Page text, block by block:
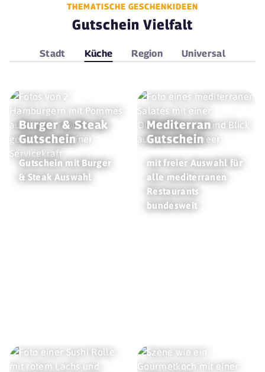
THEMATISCHE GESCHENKIDEEN
Gutschein Vielfalt
Stadt Küche Region Universal
Burger & Steak
Gutschein
Gutschein mit Burger
& Steak Auswahl
Mediterran
Gutschein
mit freier Auswahl für
alle mediterranen
Restaurants
bundesweit